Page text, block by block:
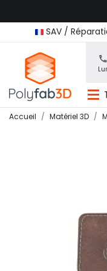
SAV /
Accueil Matériel 3D